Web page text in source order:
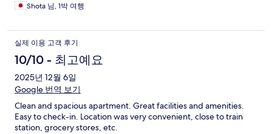
Shota 님, 1박 여행
실제 이용 고객 후기
10/10 - 최고예요
2025년 12월 6일
Google 번역 보기
Clean and spacious apartment. Great facilities and amenities.
Easy to check-in. Location was very convenient, close to train
station, grocery stores, etc.